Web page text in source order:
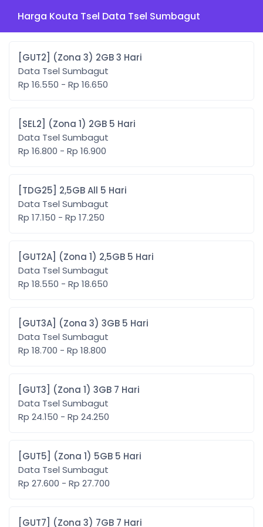
Harga Kouta Tsel Data Tsel Sumbagut
[GUT2] (Zona 3) 2GB 3 Hari
Data Tsel Sumbagut
Rp 16.550 - Rp 16.650
[SEL2] (Zona 1) 2GB 5 Hari
Data Tsel Sumbagut
Rp 16.800 - Rp 16.900
[TDG25] 2,5GB All 5 Hari
Data Tsel Sumbagut
Rp 17.150 - Rp 17.250
[GUT2A] (Zona 1) 2,5GB 5 Hari
Data Tsel Sumbagut
Rp 18.550 - Rp 18.650
[GUT3A] (Zona 3) 3GB 5 Hari
Data Tsel Sumbagut
Rp 18.700 - Rp 18.800
[GUT3] (Zona 1) 3GB 7 Hari
Data Tsel Sumbagut
Rp 24.150 - Rp 24.250
[GUT5] (Zona 1) 5GB 5 Hari
Data Tsel Sumbagut
Rp 27.600 - Rp 27.700
[GUT7] (Zona 3) 7GB 7 Hari